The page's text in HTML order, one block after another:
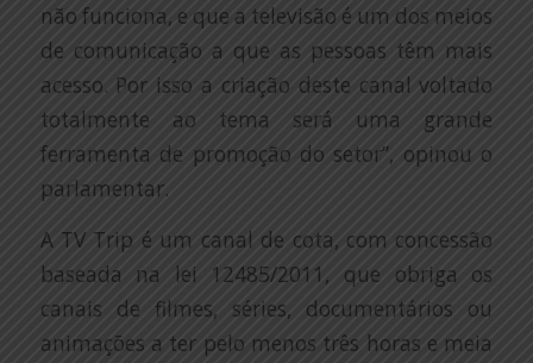
não funciona, e que a televisão é um dos meios
de comunicação a que as pessoas têm mais
acesso. Por isso a criação deste canal voltado
totalmente ao tema será uma grande
ferramenta de promoção do setor”, opinou o
parlamentar.
A TV Trip é um canal de cota, com concessão
baseada na lei 12485/2011, que obriga os
canais de filmes, séries, documentários ou
animações a ter pelo menos três horas e meia